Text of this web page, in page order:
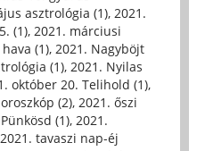
asztrológia (1), 2021.
(1), 2021. márciusi
(1), 2021. Nagyböjt
(1), 2021. Nyilas
október 20. Telihold (1),
(2), 2021. őszi
(1), 2021.
2021. tavaszi nap-éj